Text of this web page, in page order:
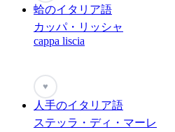
蛤のイタリア語
カッパ・リッシャ
cappa liscia
♥
人手のイタリア語
ステッラ・ディ・マーレ